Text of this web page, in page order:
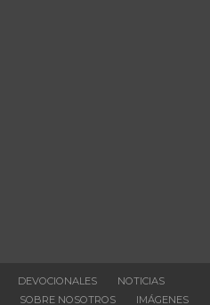
DEVOCIONALES
NOTICIAS
SOBRE NOSOTROS IMÁGENES